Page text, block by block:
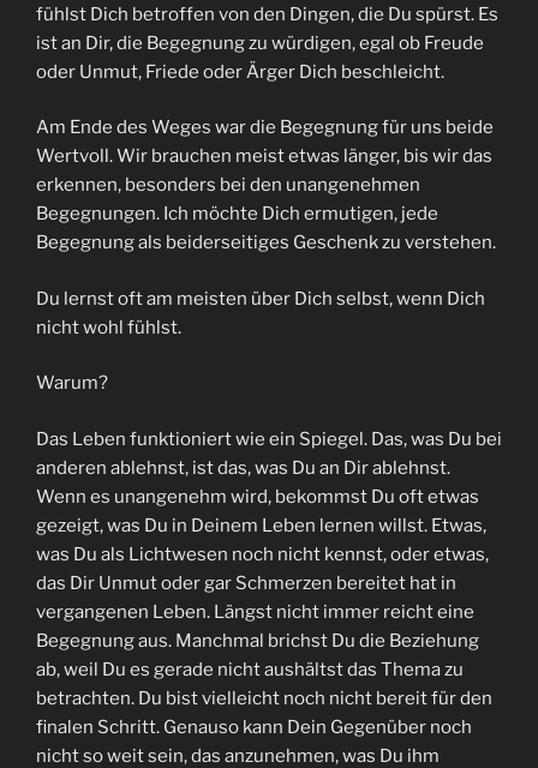
fühlst Dich betroffen von den Dingen, die Du spürst. Es
ist an Dir, die Begegnung zu würdigen, egal ob Freude
oder Unmut, Friede oder Ärger Dich beschleicht.
Am Ende des Weges war die Begegnung für uns beide
Wertvoll. Wir brauchen meist etwas länger, bis wir das
erkennen, besonders bei den unangenehmen
Begegnungen. Ich möchte Dich ermutigen, jede
Begegnung als beiderseitiges Geschenk zu verstehen.
Du lernst oft am meisten über Dich selbst, wenn Dich
nicht wohl fühlst.
Warum?
Das Leben funktioniert wie ein Spiegel. Das, was Du bei
anderen ablehnst, ist das, was Du an Dir ablehnst.
Wenn es unangenehm wird, bekommst Du oft etwas
gezeigt, was Du in Deinem Leben lernen willst. Etwas,
was Du als Lichtwesen noch nicht kennst, oder etwas,
das Dir Unmut oder gar Schmerzen bereitet hat in
vergangenen Leben. Längst nicht immer reicht eine
Begegnung aus. Manchmal brichst Du die Beziehung
ab, weil Du es gerade nicht aushältst das Thema zu
betrachten. Du bist vielleicht noch nicht bereit für den
finalen Schritt. Genauso kann Dein Gegenüber noch
nicht so weit sein, das anzunehmen, was Du ihm